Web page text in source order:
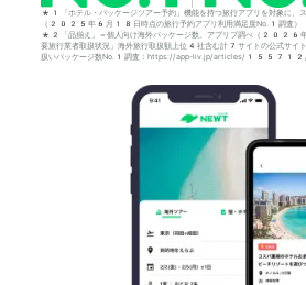
*1「ホテル・パッケージツアー予約」機能を持つ旅行アプリを対象に、
（2025年6月18日時点の旅行予約アプリ利用満足度No.1調査）
*2「品揃え」＝個人向け海外パッケージ数。アプリブ調べ（
要旅行業者取扱状況」海外旅行取扱額上位4社含む計7サイトの公式サイ
扱いパッケージ数No.1調査：https://app-liv.jp/articles/155712/